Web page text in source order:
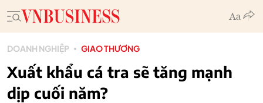
DOANH NGHIỆP GIAO THƯƠNG
Xuất khẩu cá tra sẽ tăng mạnh
dịp cuối năm?